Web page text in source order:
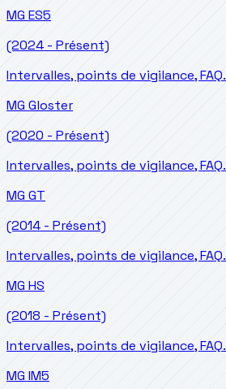
MG ES5
(2024 - Présent)
Intervalles, points de vigilance, FAQ.
MG Gloster
(2020 - Présent)
Intervalles, points de vigilance, FAQ.
MG GT
(2014 - Présent)
Intervalles, points de vigilance, FAQ.
MG HS
(2018 - Présent)
Intervalles, points de vigilance, FAQ.
MG IM5